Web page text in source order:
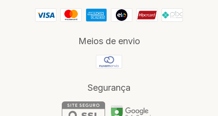
Meios de envio
Segurança